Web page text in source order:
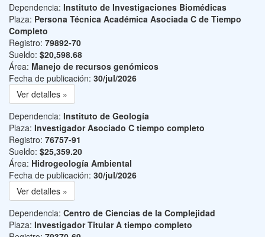
Dependencia: Instituto de Investigaciones Biomédicas
Plaza: Persona Técnica Académica Asociada C de Tiempo
Completo
Registro: 79892-70
Sueldo: $20,598.68
Área: Manejo de recursos genómicos
Fecha de publicación: 30/jul/2026
Ver detalles »
Dependencia: Instituto de Geología
Plaza: Investigador Asociado C tiempo completo
Registro: 76757-91
Sueldo: $25,359.20
Área: Hidrogeología Ambiental
Fecha de publicación: 30/jul/2026
Ver detalles »
Dependencia: Centro de Ciencias de la Complejidad
Plaza: Investigador Titular A tiempo completo